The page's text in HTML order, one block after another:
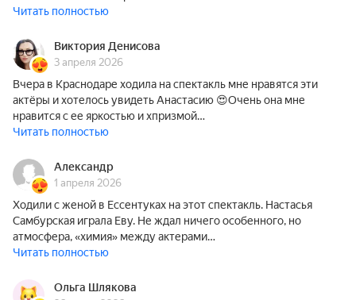
Читать полностью
Виктория Денисова
3 апреля 2026
Вчера в Краснодаре ходила на спектакль мне нравятся эти
актёры и хотелось увидеть Анастасию 😍Очень она мне
нравится с ее яркостью и хпризмой…
Читать полностью
Александр
1 апреля 2026
Ходили с женой в Ессентуках на этот спектакль. Настасья
Самбурская играла Еву. Не ждал ничего особенного, но
атмосфера, «химия» между актерами…
Читать полностью
Ольга Шлякова